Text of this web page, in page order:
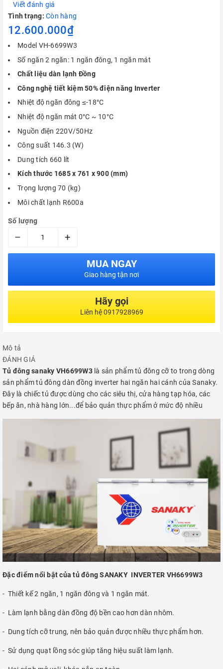
Viết đánh giá
Tình trạng: Còn hàng
12.600.000₫
Model VH-6699W3
Số ngăn 2 ngăn: 1 ngăn đông, 1 ngăn mát
Chất liệu dàn lạnh Đồng
Công nghệ tiết kiệm 50% điện năng Inverter
Nhiệt độ ngăn đông ≤-18°C
Nhiệt độ ngăn mát 0°C ~ 10°C
Nguồn điện 220V/50Hz
Công suất 146.3 (W)
Dung tích 660 lít
Kích thước 1685 x 761 x 900 (mm)
Trọng lượng 70 (kg)
Môi chất lạnh R600a
Số lượng
– +
MUA NGAY
Giao hàng tận nơi
Hãy gọi
Liên hệ 0917928969
Mô tả
ĐÁNH GIÁ
Tủ đông sanaky VH6699W3là sản phẩm tủ đông cỡ to trong dòng
sản phẩm tủ đông dàn đồng inverter hai ngăn hai cánh của Sanaky.
Đây là chiếc tủ được dùng cho các siêu thị, cửa hàng tạp hóa, các
bếp ăn, nhà hàng lớn...để bảo quản thực phẩm ở mức độ nhiều
Đặc điểm nổi bật của tủ đông SANAKY INVERTER VH6699W3
- Thiết kế 2 ngăn, 1 ngăn đông và 1 ngăn mát.
- Làm lạnh bằng dàn đồng độ bền cao hơn dàn nhôm.
- Dung tích cỡ trung, nên bảo quản được nhiều thực phẩm hơn.
- Sử dụng quạt lồng sóc giúp tăng hiệu suất làm lạnh.